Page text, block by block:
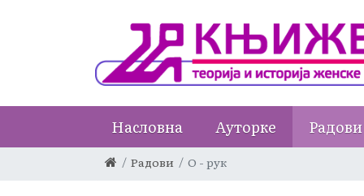
Насловна Ауторке Радови
Радови О - рук